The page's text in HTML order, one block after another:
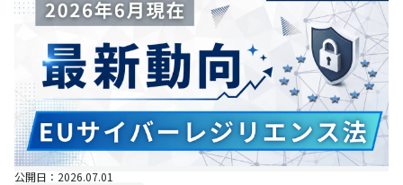
公開日：2026.07.01